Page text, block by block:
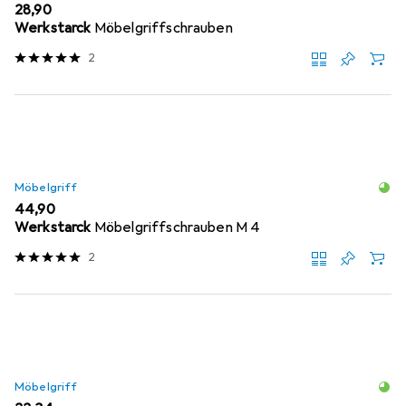
EUR
28,90
Werkstarck Möbelgriffschrauben
2
Möbelgriff
EUR
44,90
Werkstarck Möbelgriffschrauben M 4
2
Möbelgriff